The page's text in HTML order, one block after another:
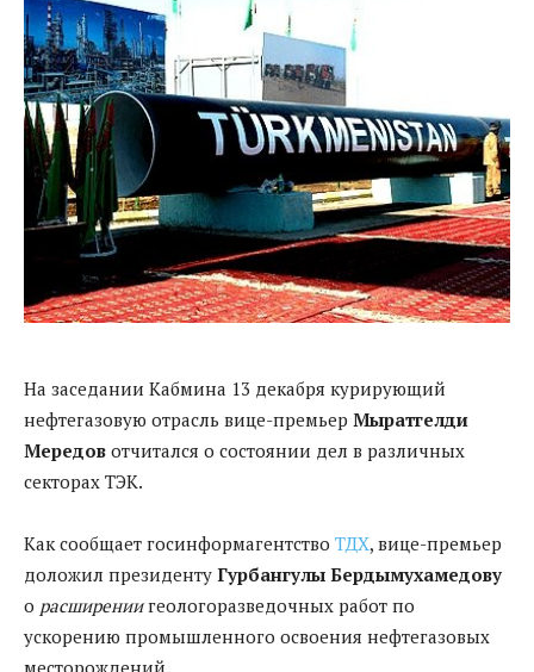
На заседании Кабмина 13 декабря курирующий
нефтегазовую отрасль вице-премьер Мыратгелди
Мередов отчитался о состоянии дел в различных
секторах ТЭК.
Как сообщает госинформагентство ТДХ, вице-премьер
доложил президенту Гурбангулы Бердымухамедову
о расширениигеологоразведочных работ по
ускорению промышленного освоения нефтегазовых
месторождений.